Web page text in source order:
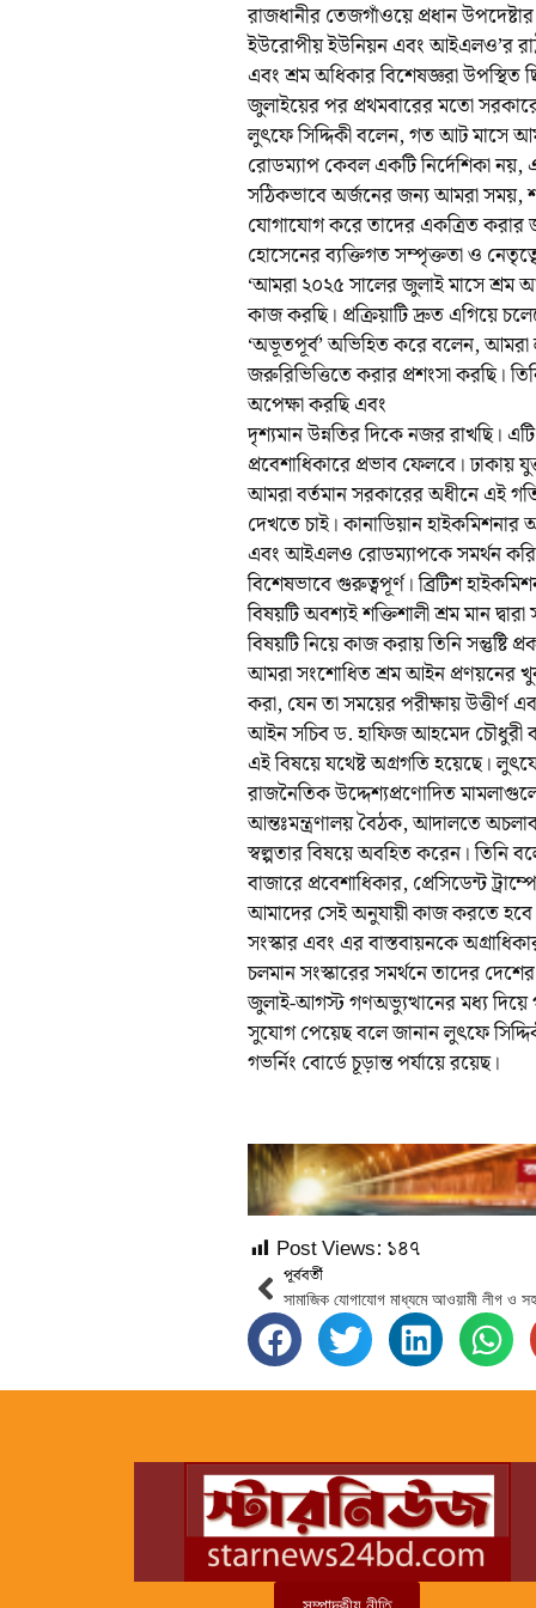
রাজধানীর তেজগাঁওয়ে প্রধান
ইউরোপীয় ইউনিয়ন এবং আইএলও’র
এবং শ্রম অধিকার বিশেষজ্ঞরা উপস্থিত
জুলাইয়ের পর প্রথমবারের মতো
লুৎফে সিদ্দিকী বলেন, গত আট মাসে
রোডম্যাপ কেবল একটি নির্দেশিকা নয়,
সঠিকভাবে অর্জনের জন্য আমরা সময়,
যোগাযোগ করে তাদের একত্রিত করার
হোসেনের ব্যক্তিগত সম্পৃক্ততা ও
‘আমরা ২০২৫ সালের জুলাই মাসে শ্রম
কাজ করছি। প্রক্রিয়াটি দ্রুত এগিয়ে
‘অভূতপূর্ব’ অভিহিত করে বলেন,
জরুরিভিত্তিতে করার প্রশংসা করছি।
অপেক্ষা করছি এবং
দৃশ্যমান উন্নতির দিকে নজর রাখছি।
প্রবেশাধিকারে প্রভাব ফেলবে। ঢাকায়
আমরা বর্তমান সরকারের অধীনে এই
দেখতে চাই। কানাডিয়ান
এবং আইএলও রোডম্যাপকে সমর্থন
বিশেষভাবে গুরুত্বপূর্ণ। ব্রিটিশ
বিষয়টি অবশ্যই শক্তিশালী শ্রম মান
বিষয়টি নিয়ে কাজ করায় তিনি
আমরা সংশোধিত শ্রম আইন প্রণয়নের
করা, যেন তা সময়ের পরীক্ষায় উত্তীর্ণ
আইন সচিব ড. হাফিজ আহমেদ চৌধুরী
এই বিষয়ে যথেষ্ট অগ্রগতি হয়েছে।
রাজনৈতিক উদ্দেশ্যপ্রণোদিত
আন্তঃমন্ত্রণালয় বৈঠক, আদালতে
স্বল্পতার বিষয়ে অবহিত করেন। তিনি
বাজারে প্রবেশাধিকার, প্রেসিডেন্ট
আমাদের সেই অনুযায়ী কাজ করতে
সংস্কার এবং এর বাস্তবায়নকে
চলমান সংস্কারের সমর্থনে তাদের
জুলাই-আগস্ট গণঅভ্যুত্থানের মধ্য দিয়ে
সুযোগ পেয়েছ বলে জানান লুৎফে
গভর্নিং বোর্ডে চূড়ান্ত পর্যায়ে রয়েছ।
Post Views: ১৪৭
পূর্ববর্তী